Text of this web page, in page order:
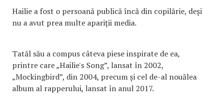
Hailie a fost o persoană publică încă din copilărie, deși
nu a avut prea multe apariții media.
Tatăl său a compus câteva piese inspirate de ea,
printre care „Hailie's Song”, lansat în 2002,
„Mockingbird”, din 2004, precum și cel de-al nouălea
album al rapperului, lansat în anul 2017.